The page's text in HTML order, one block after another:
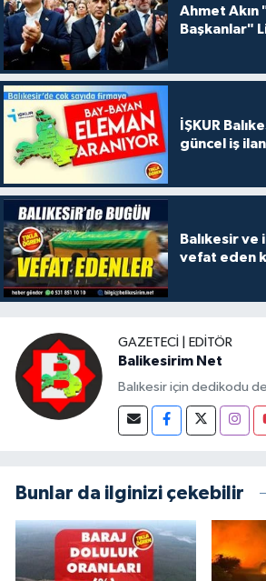
Ahmet Akın
Başkanlar"
İŞKUR
güncel iş
Balıkesir
vefat eden
GAZETECI | EDITÖR
Balikesirim Net
Balıkesir için dedikodu
Bunlar da ilginizi çekebilir